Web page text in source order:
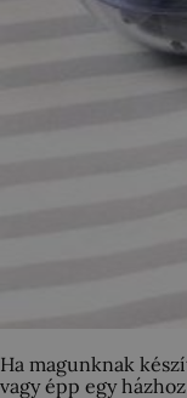
Ha magunknak
vagy épp egy